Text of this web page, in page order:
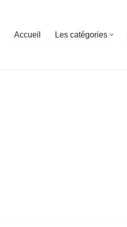
Accueil Les catégories